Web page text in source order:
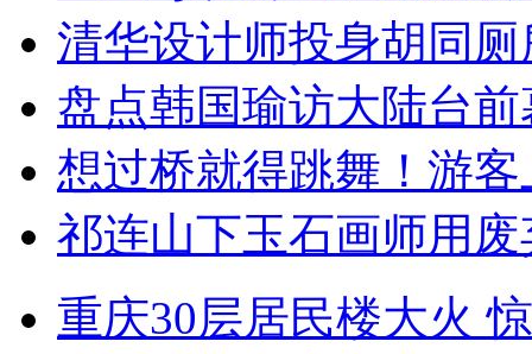
清华设计师投身胡同
盘点韩国瑜访大陆台
想过桥就得跳舞！游客
祁连山下玉石画师用
重庆30层居民楼大火